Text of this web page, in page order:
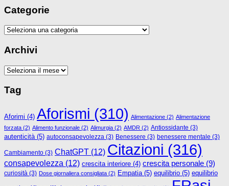
Categorie
Categorie
Archivi
Archivi
Tag
Aforimi (4) Aforismi (310) Alimentazione (2) Alimentazione
forzata (2) Alimento funzionale (2) Alimurgia (2) AMDR (2) Antiossidante (3)
autenticità(5) autoconsapevolezza (3) Benessere (3) benessere mentale (3)
Cambiamento (3) ChatGPT (12) Citazioni (316)
consapevolezza (12) crescita interiore (4) crescita personale (9)
curiosità (3) Dose giornaliera consigliata (2) Empatia(5) equilibrio (5) equilibrio